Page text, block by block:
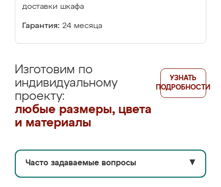
доставки шкафа
Гарантия: 24 месяца
Изготовим по
индивидуальному
проекту:
любые размеры, цвета
и материалы
УЗНАТЬ
ПОДРОБНОСТИ
Часто задаваемые вопросы ▼